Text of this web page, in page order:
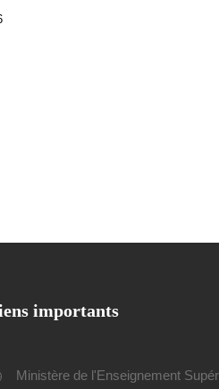
importants
Ministère de l'Enseignement